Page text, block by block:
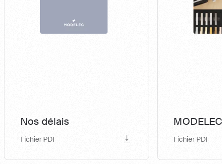
Nos délais
Fichier PDF Fichier PDF